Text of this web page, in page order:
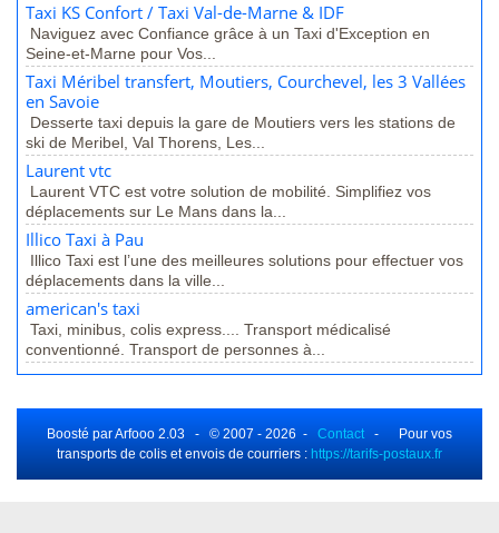
Taxi KS Confort / Taxi Val-de-Marne & IDF
Naviguez avec Confiance grâce à un Taxi d'Exception en
Seine-et-Marne pour Vos...
Taxi Méribel transfert, Moutiers, Courchevel, les 3 Vallées
en Savoie
Desserte taxi depuis la gare de Moutiers vers les stations de
ski de Meribel, Val Thorens, Les...
Laurent vtc
Laurent VTC est votre solution de mobilité. Simplifiez vos
déplacements sur Le Mans dans la...
Illico Taxi à Pau
Illico Taxi est l’une des meilleures solutions pour effectuer vos
déplacements dans la ville...
american's taxi
Taxi, minibus, colis express.... Transport médicalisé
conventionné. Transport de personnes à...
Boosté par Arfooo 2.03 - © 2007 - 2026 - Contact - Pour vos
transports de colis et envois de courriers : https://tarifs-postaux.fr